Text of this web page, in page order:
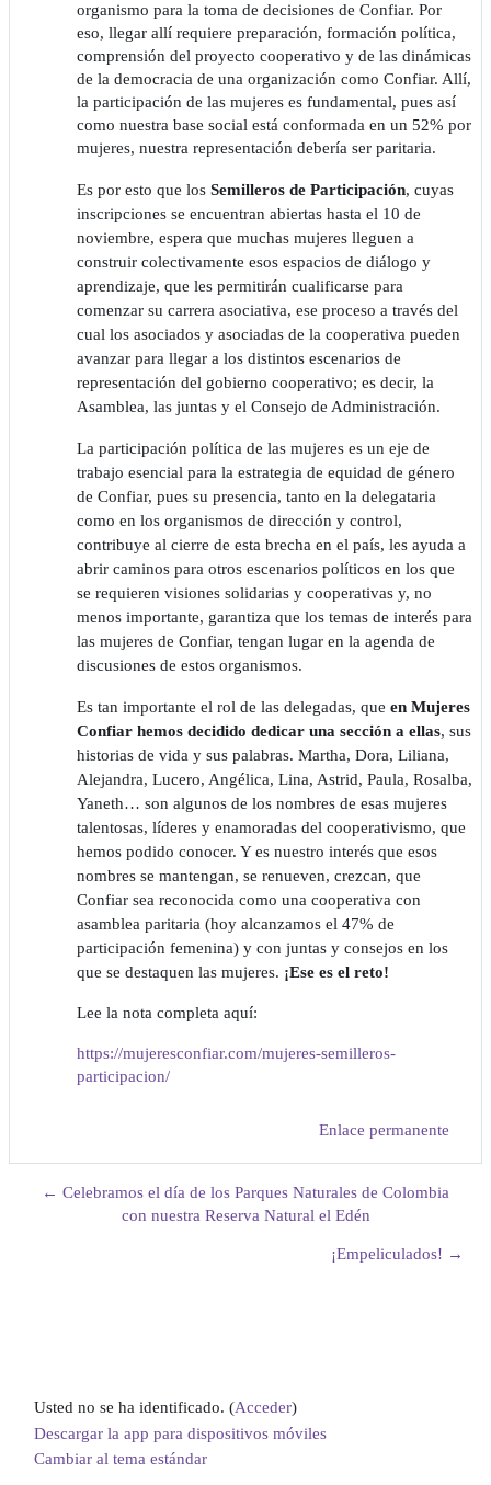
organismo para la toma de decisiones de Confiar. Por
eso, llegar allí requiere preparación, formación política,
comprensión del proyecto cooperativo y de las dinámicas
de la democracia de una organización como Confiar. Allí,
la participación de las mujeres es fundamental, pues así
como nuestra base social está conformada en un 52% por
mujeres, nuestra representación debería ser paritaria.
Es por esto que los Semilleros de Participación, cuyas
inscripciones se encuentran abiertas hasta el 10 de
noviembre, espera que muchas mujeres lleguen a
construir colectivamente esos espacios de diálogo y
aprendizaje, que les permitirán cualificarse para
comenzar su carrera asociativa, ese proceso a través del
cual los asociados y asociadas de la cooperativa pueden
avanzar para llegar a los distintos escenarios de
representación del gobierno cooperativo; es decir, la
Asamblea, las juntas y el Consejo de Administración.
La participación política de las mujeres es un eje de
trabajo esencial para la estrategia de equidad de género
de Confiar, pues su presencia, tanto en la delegataria
como en los organismos de dirección y control,
contribuye al cierre de esta brecha en el país, les ayuda a
abrir caminos para otros escenarios políticos en los que
se requieren visiones solidarias y cooperativas y, no
menos importante, garantiza que los temas de interés para
las mujeres de Confiar, tengan lugar en la agenda de
discusiones de estos organismos.
Es tan importante el rol de las delegadas, que en Mujeres
Confiar hemos decidido dedicar una sección a ellas, sus
historias de vida y sus palabras. Martha, Dora, Liliana,
Alejandra, Lucero, Angélica, Lina, Astrid, Paula, Rosalba,
Yaneth… son algunos de los nombres de esas mujeres
talentosas, líderes y enamoradas del cooperativismo, que
hemos podido conocer. Y es nuestro interés que esos
nombres se mantengan, se renueven, crezcan, que
Confiar sea reconocida como una cooperativa con
asamblea paritaria (hoy alcanzamos el 47% de
participación femenina) y con juntas y consejos en los
que se destaquen las mujeres. ¡Ese es el reto!
Lee la nota completa aquí:
https://mujeresconfiar.com/mujeres-semilleros-
participacion/
Enlace permanente
← Celebramos el día de los Parques Naturales de Colombia
con nuestra Reserva Natural el Edén
¡Empeliculados! →
Usted no se ha identificado. (Acceder)
Descargar la app para dispositivos móviles
Cambiar al tema estándar